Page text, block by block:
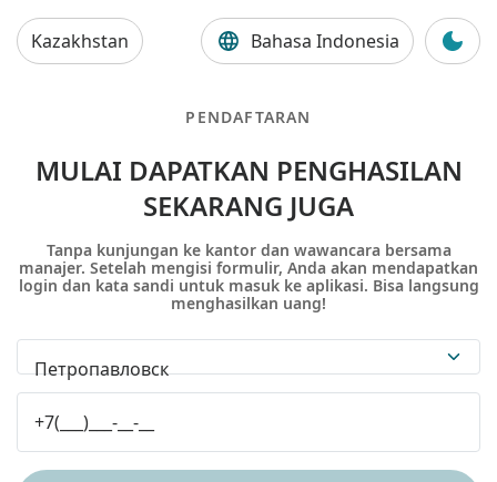
Kazakhstan Bahasa Indonesia
PENDAFTARAN
MULAI DAPATKAN PENGHASILAN
SEKARANG JUGA
Tanpa kunjungan ke kantor dan wawancara bersama
manajer. Setelah mengisi formulir, Anda akan mendapatkan
login dan kata sandi untuk masuk ke aplikasi. Bisa langsung
menghasilkan uang!
Петропавловск